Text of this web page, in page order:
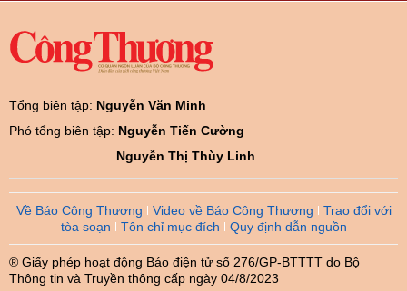
Tổng biên tập: Nguyễn Văn Minh
Phó tổng biên tập: Nguyễn Tiến Cường
Nguyễn Thị Thùy Linh
Về Báo Công Thương Video về Báo Công Thương
Trao đổi với
tòa soạn
Tôn chỉ mục đích Quy định dẫn nguồn
® Giấy phép hoạt động Báo điện tử số 276/GP-BTTTT do Bộ
Thông tin và Truyền thông cấp ngày 04/8/2023